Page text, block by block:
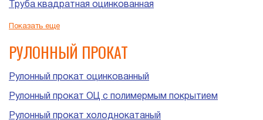
Труба квадратная оцинкованная
Труба прямоугольная оцинкованная
Труба ЭСВ оцинкованная
Показать еще
РУЛОННЫЙ ПРОКАТ
Рулонный прокат оцинкованный
Рулонный прокат ОЦ с полимермым покрытием
Рулонный прокат холоднокатаный